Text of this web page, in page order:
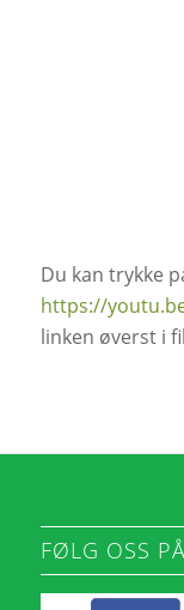
Du kan trykke
https://
linken øverst i
FØLG OSS